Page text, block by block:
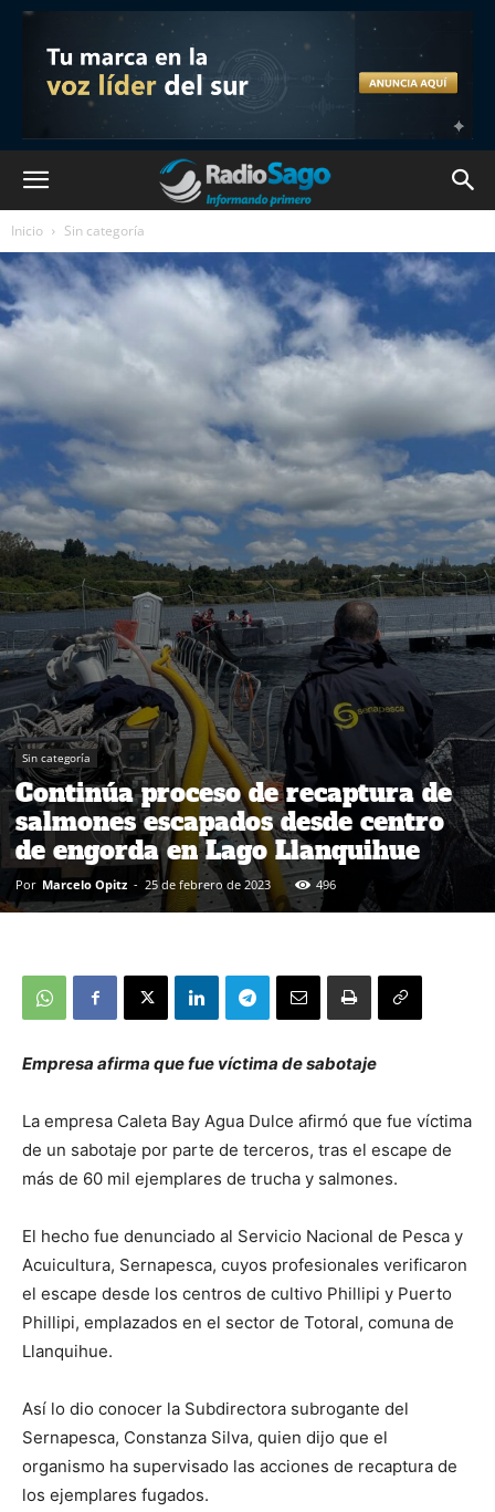
Inicio Sin categoría
Sin categoría
Continúa proceso de recaptura de
salmones escapados desde centro
de engorda en Lago Llanquihue
Por Marcelo Opitz - 25 de febrero de 2023 496
Empresa afirma que fue víctima de sabotaje
La empresa Caleta Bay Agua Dulce afirmó que fue víctima
de un sabotaje por parte de terceros, tras el escape de
más de 60 mil ejemplares de trucha y salmones.
El hecho fue denunciado al Servicio Nacional de Pesca y
Acuicultura, Sernapesca, cuyos profesionales verificaron
el escape desde los centros de cultivo Phillipi y Puerto
Phillipi, emplazados en el sector de Totoral, comuna de
Llanquihue.
Así lo dio conocer la Subdirectora subrogante del
Sernapesca, Constanza Silva, quien dijo que el
organismo ha supervisado las acciones de recaptura de
los ejemplares fugados.